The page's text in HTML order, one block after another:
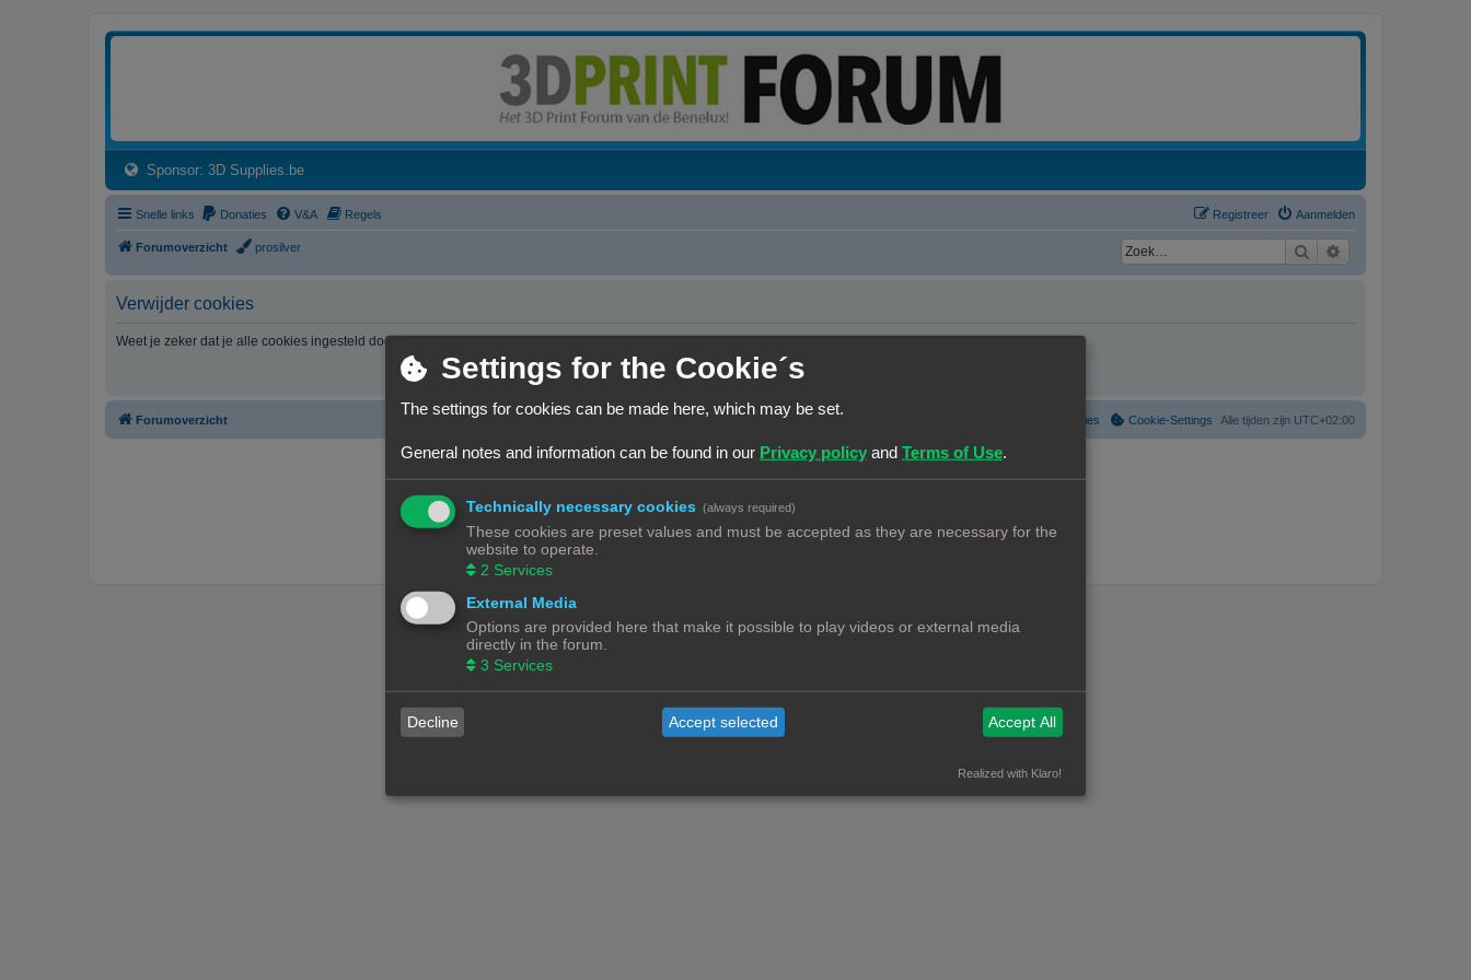
Sponsor: 3D Supplies.be(Opens a new tab)
Snelle links Donaties V&A Regels Aanmelden
Registreer
Forumoverzicht prosilver Zoek
Verwijder cookies
Weet je zeker dat je alle cookies ingesteld door dit forum wil verwijderen?
Forumoverzicht Alle tijden zijn UTC+02:00
Cookie-Settings
Verwijder cookies
© Copyright ! - 3dprintforum.eu
Powered byphpBB ® Forum Software © phpBB Limited
Nederlandse vertaling door
.
Settings for the Cookie´s
The settings for cookies can be made here, which may be set.
General notes and information can be found in our Privacy policy and Terms of Use.
Technically necessary cookies (always required)
These cookies are preset values and must be accepted as they are necessary for the
website to operate.
2 Services
External Media
Options are provided here that make it possible to play videos or external media
directly in the forum.
3 Services
Decline Accept selected Accept All
Realized with Klaro!